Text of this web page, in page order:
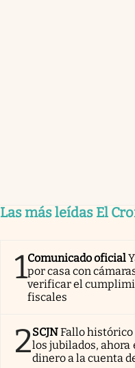
Las más leídas El
1Comunicado oficial
por casa con
verificar el
fiscales
2SCJNFallo histórico
los jubilados, ahora
dinero a la cuenta